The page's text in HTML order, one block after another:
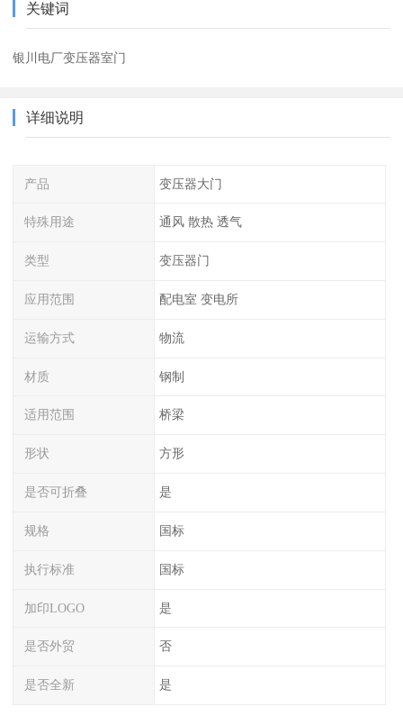
关键词
银川电厂变压器室门
详细说明
产品 变压器大门
特殊用途 通风 散热 透气
类型 变压器门
应用范围 配电室 变电所
运输方式 物流
材质 钢制
适用范围 桥梁
形状 方形
是否可折叠 是
规格 国标
执行标准 国标
加印LOGO 是
是否外贸 否
是否全新 是